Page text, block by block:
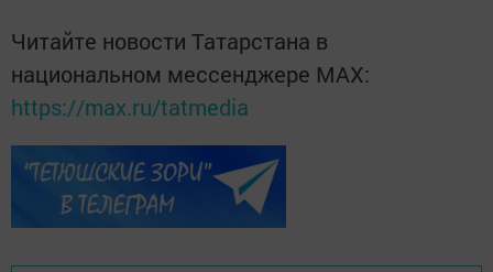
Читайте новости Татарстана в
национальном мессенджере MАХ:
https://max.ru/tatmedia